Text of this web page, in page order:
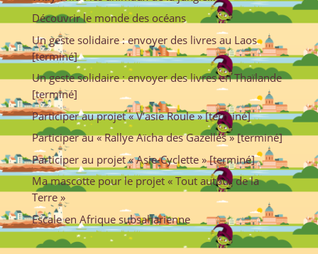
Découvrir le monde des océans
Un geste solidaire : envoyer des livres au Laos
[terminé]
Un geste solidaire : envoyer des livres en Thaïlande
[terminé]
Participer au projet « V’asie Roule » [terminé]
Participer au « Rallye Aïcha des Gazelles » [terminé]
Participer au projet « Asie-Cyclette » [terminé]
Ma mascotte pour le projet « Tout autour de la
Terre »
Escale en Afrique subsaharienne